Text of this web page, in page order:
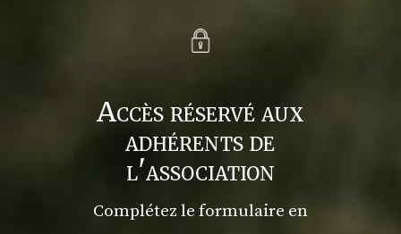
Accès réservé aux
adhérents de
l'association
Complétez le formulaire en